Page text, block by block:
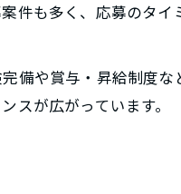
件も多く、応募のタイ
備や賞与・昇給制度な
が広がっています。